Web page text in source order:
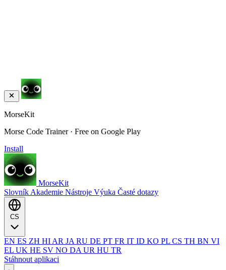
MorseKit
Morse Code Trainer · Free on Google Play
Install
MorseKit
Slovník Akademie Nástroje Výuka Časté dotazy
EN ES ZH HI AR JA RU DE PT FR IT ID KO PL CS TH BN VI
EL UK HE SV NO DA UR HU TR
Stáhnout aplikaci